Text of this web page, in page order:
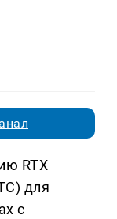
RTX
для
с